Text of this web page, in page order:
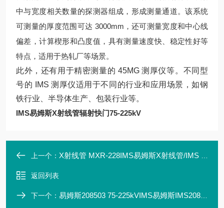
中与宽度相关数量的探测器组成，形成测量通道。该系统
可测量的厚度范围可达 3000mm，还可测量宽度和中心线
偏差，计算楔形和凸度值，具有测量速度快、稳定性好等
特点，适用于热轧厂等场景。
此外，还有用于精密测量的 45MG 测厚仪等。不同型
号的 IMS 测厚仪适用于不同的行业和应用场景，如钢
铁行业、半导体生产、包装行业等。
IMS易姆斯X射线管辐射快门75-225kV
上一个： X射线管 MXR-228IMS易姆斯X射线管/IMS MXR-228
返回列表
下一个： 易姆斯208503 75-225kVIMS易姆斯IMS208503 75-225kV 511296